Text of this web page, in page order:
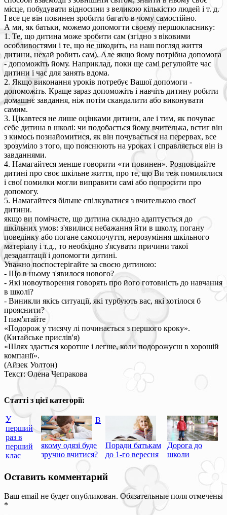
місце, побудувати відносини з великою кількістю людей і т. д.
І все це він повинен зробити багато в чому самостійно.
А ми, як батьки, можемо допомогти своєму першокласнику:
1. Те, що дитина може зробити сам (згідно з віковими
особливостями і те, що не шкодить, на наш погляд життя
дитини, нехай робить сам). Але якщо йому потрібна допомога
- допоможіть йому. Наприклад, поки ще самі регулюйте час
дитини і час для занять вдома.
2. Якщо виконання уроків потребує Вашої допомоги -
допоможіть. Краще зараз допоможіть і навчіть дитину робити
домашнє завдання, ніж потім скандалити або виконувати
самим.
3. Цікавтеся не лише оцінками дитини, але і тим, як почуває
себе дитина в школі: чи подобається йому вчителька, встиг він
з кимось познайомитися, як він почувається на перервах, все
зрозуміло з того, що пояснюють на уроках і справляється він із
завданнями.
4. Намагайтеся менше говорити «ти повинен». Розповідайте
дитині про своє шкільне життя, про те, що Ви теж помилялися
і свої помилки могли виправити самі або попросити про
допомогу.
5. Намагайтеся більше спілкуватися з вчителькою своєї
дитини.
якщо ви помічаєте, що дитина складно адаптується до
шкільних умов: з'явилися небажання йти в школу, погану
поведінку або погане самопочуття, нерозуміння шкільного
матеріалу і т.д., то необхідно з'ясувати причини такої
дезадаптації і допомогти дитині.
Уважно поспостерігайте за своєю дитиною:
- Що в ньому з'явилося нового?
- Які новоутворення говорять про його готовність до навчання
в школі?
- Виникли якісь ситуації, які турбують вас, які хотілося б
прояснити?
І пам'ятайте
«Подорож у тисячу лі починається з першого кроку».
(Китайське прислів'я)
«Шлях здається коротше і легше, коли подорожуєш в хорошій
компанії».
(Айзек Уолтон)
Текст: Олена Чепракова
Статті з цієї категорії:
У
перший
раз в
перший
клас
В
якому одязі буде
зручно вчитися?
Поради батькам
до 1-го вересня
Дорога до
школи
Оставить комментарий
Ваш email не будет опубликован. Обязательные поля отмечены
*